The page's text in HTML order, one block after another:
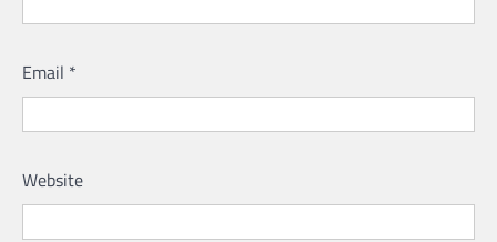
Email *
Website